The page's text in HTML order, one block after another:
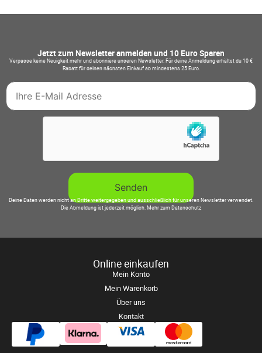
Jetzt zum Newsletter anmelden und 10 Euro Sparen
Verpasse keine Neuigkeit mehr und abonniere unseren Newsletter. Für deine Anmeldung erhältst du 10 €
Rabatt für deinen nächsten Einkauf ab mindestens 25 Euro.
Deine Daten werden nicht an Dritte weitergegeben und ausschließlich für unseren Newsletter verwendet.
Die Abmeldung ist jederzeit möglich.Mehr zum Datenschutz
Online einkaufen
Mein Konto
Mein Warenkorb
Über uns
Kontakt